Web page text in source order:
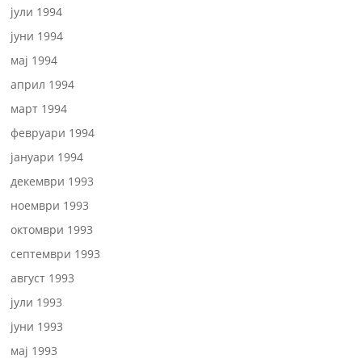
јули 1994
јуни 1994
мај 1994
април 1994
март 1994
февруари 1994
јануари 1994
декември 1993
ноември 1993
октомври 1993
септември 1993
август 1993
јули 1993
јуни 1993
мај 1993